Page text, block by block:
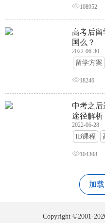
108952
高考后留
国么？
2022-06-30
留学方案
18246
中考之
途径解析
2022-06-28
IB课程
104308
加
Copyright ©2001-